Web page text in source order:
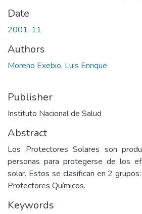
Date
2001-11
Authors
Moreno Exebio, Luis Enrique
Publisher
Instituto Nacional de Salud
Abstract
Los Protectores Solares son
personas para protegerse de los
solar. Estos se clasifican en 2
Protectores Químicos.
Keywords